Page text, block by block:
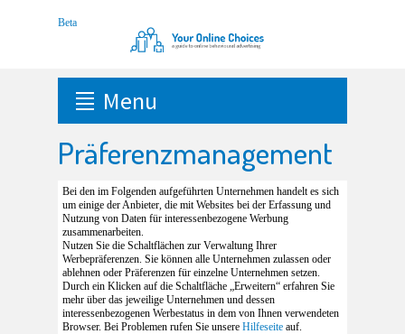
Menu
Präferenzmanagement
Bei den im Folgenden aufgeführten Unternehmen handelt es sich
um einige der Anbieter, die mit Websites bei der Erfassung und
Nutzung von Daten für interessenbezogene Werbung
zusammenarbeiten.
Nutzen Sie die Schaltflächen zur Verwaltung Ihrer
Werbepräferenzen. Sie können alle Unternehmen zulassen oder
ablehnen oder Präferenzen für einzelne Unternehmen setzen.
Durch ein Klicken auf die Schaltfläche „Erweitern“ erfahren Sie
mehr über das jeweilige Unternehmen und dessen
interessenbezogenen Werbestatus in dem von Ihnen verwendeten
Browser. Bei Problemen rufen Sie unsere Hilfeseite auf.